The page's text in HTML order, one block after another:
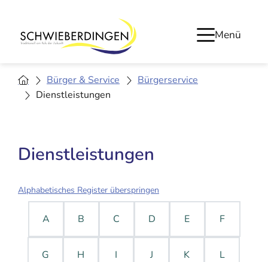
Menü
Bürger & Service
Bürgerservice
Dienstleistungen
Dienstleistungen
Alphabetisches Register überspringen
A B C D E F
G H I J K L